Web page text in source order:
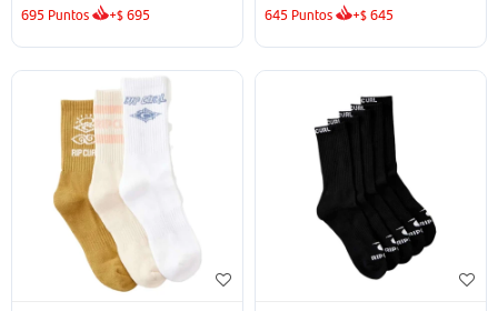
695 Puntos +$695 645 Puntos +$645